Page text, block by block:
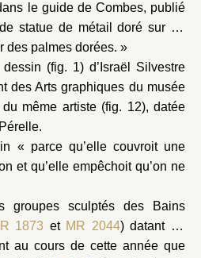
le guide de Combes, publié
statue de métail doré sur un
des palmes dorées. »
(fig. 1) d’Israël Silvestre
des Arts graphiques du musée
même artiste (fig. 12), datée
« parce qu’elle couvroit une
et qu’elle empêchoit qu’on ne
groupes sculptés des Bains
1873 et MR 2044) datant de
au cours de cette année que